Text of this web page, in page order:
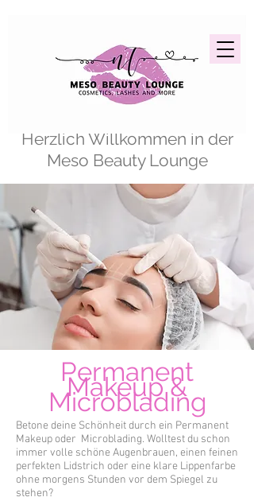
Herzlich Willkommen in der
Meso Beauty Lounge
Permanent
Makeup &
Microblading
Betone deine Schönheit durch ein Permanent
Makeup oder Microblading. Wolltest du schon
immer volle schöne Augenbrauen, einen feinen
perfekten Lidstrich oder eine klare Lippenfarbe
ohne morgens Stunden vor dem Spiegel zu
stehen?